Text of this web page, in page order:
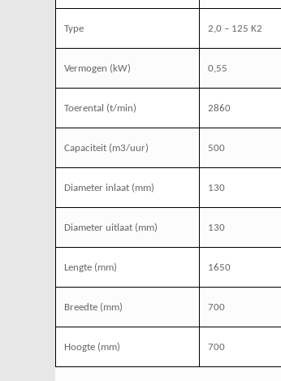
Type 2,0 – 125 K2
Vermogen (kW) 0,55
Toerental (t/min) 2860
Capaciteit (m3/uur) 500
Diameter inlaat (mm) 130
Diameter uitlaat (mm) 130
Lengte (mm) 1650
Breedte (mm) 700
Hoogte (mm) 700